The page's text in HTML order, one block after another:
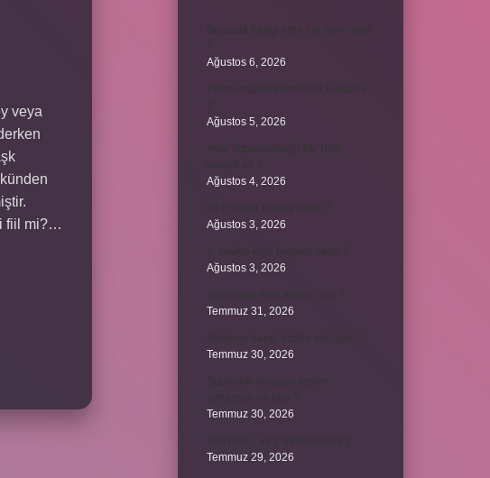
veya
fiil mi?…
Ağustos 6, 2026
Ağustos 5, 2026
Ağustos 4, 2026
Ağustos 3, 2026
Ağustos 3, 2026
Temmuz 31, 2026
Temmuz 30, 2026
Temmuz 30, 2026
Temmuz 29, 2026